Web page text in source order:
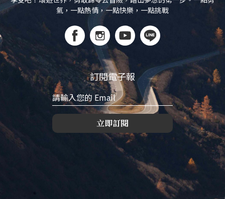
氣，一點熱情，一點快樂，一點挑戰
訂閱電子報
立即訂閱